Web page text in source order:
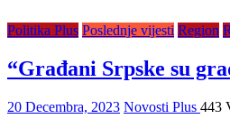
Politika Plus Poslednje vijesti Region
“Građani Srpske su
20 Decembra, 2023 Novosti Plus 443